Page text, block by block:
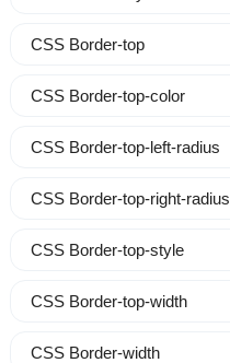
CSS Border-top
CSS Border-top-color
CSS Border-top-left-radius
CSS Border-top-right-radius
CSS Border-top-style
CSS Border-top-width
CSS Border-width